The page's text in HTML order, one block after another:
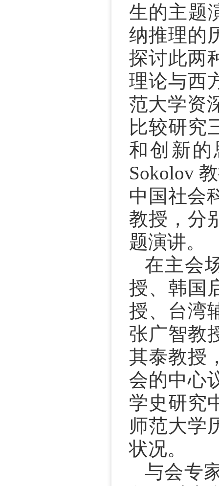
生的主题
纳推理的
探讨此两
理论与西
范大学资
比较研究
和创新
Sokolov
中国社会
教授，分
题演讲。
在主会
授、韩国
授、台湾
张广智教
其泰教授
会的中心
学史研究
师范大学
状况。
与会专